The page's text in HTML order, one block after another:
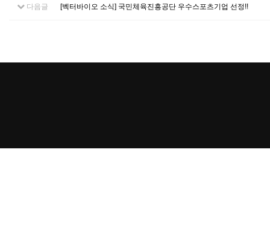
다음글 [벡터바이오 소식] 국민체육진흥공단 우수스포츠기업 선정!!